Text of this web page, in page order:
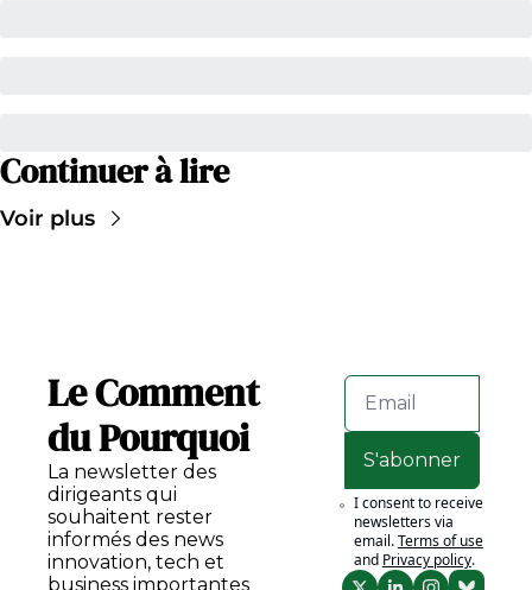
Continuer à lire
Voir plus
Le Comment
du Pourquoi
La newsletter des
dirigeants qui
souhaitent rester
informés des news
innovation, tech et
business importantes
S'abonner
I consent to receive
newsletters via
email.Terms of use
and Privacy policy.